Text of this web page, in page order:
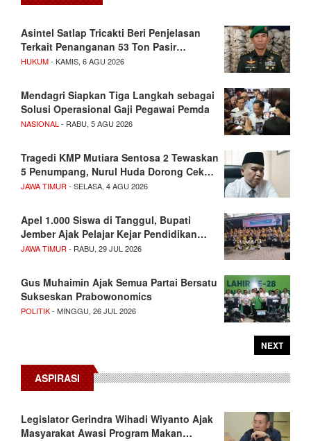
Asintel Satlap Tricakti Beri Penjelasan
Terkait Penanganan 53 Ton Pasir…
HUKUM- KAMIS, 6 AGU 2026
Mendagri Siapkan Tiga Langkah sebagai
Solusi Operasional Gaji Pegawai Pemda
NASIONAL - RABU, 5 AGU 2026
Tragedi KMP Mutiara Sentosa 2 Tewaskan
5 Penumpang, Nurul Huda Dorong Cek…
JAWA TIMUR - SELASA, 4 AGU 2026
Apel 1.000 Siswa di Tanggul, Bupati
Jember Ajak Pelajar Kejar Pendidikan…
JAWA TIMUR - RABU, 29 JUL 2026
Gus Muhaimin Ajak Semua Partai Bersatu
Sukseskan Prabowonomics
POLITIK- MINGGU, 26 JUL 2026
NEXT
ASPIRASI
Legislator Gerindra Wihadi Wiyanto Ajak
Masyarakat Awasi Program Makan…